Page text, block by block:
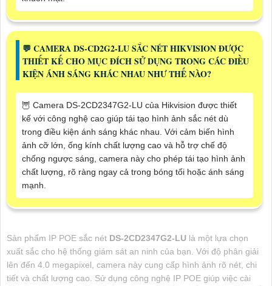
️💬 CAMERA DS-CD2G2-LU SẮC NÉT HIKVISION ĐƯỢC
THIẾT KẾ CHO MỤC ĐÍCH SỬ DỤNG TRONG CÁC ĐIỀU
KIỆN ÁNH SÁNG KHÁC NHAU NHƯ THẾ NÀO?
🦉 Camera DS-2CD2347G2-LU của Hikvision được thiết
kế với công nghệ cao giúp tái tạo hình ảnh sắc nét dù
trong điều kiện ánh sáng khác nhau. Với cảm biến hình
ảnh cỡ lớn, ống kính chất lượng cao và hỗ trợ chế độ
chống ngược sáng, camera này cho phép tái tạo hình ảnh
chất lượng, rõ ràng ngay cả trong bóng tối hoặc ánh sáng
mạnh.
Sản phẩm IP POE sắc nét DS-2CD2347G2-LU là một lựa chọn
xuất sắc cho hệ thống giám sát an ninh của bạn. Với độ phân giải
lên đến 4.0 megapixel, camera này cung cấp hình ảnh rõ nét, chi
tiết và chất lượng cao. Sử dụng công nghệ IP POE giúp việc cài